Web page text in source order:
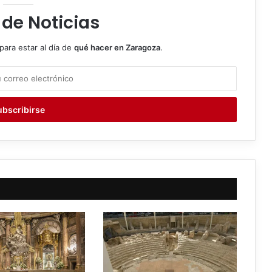
Noticias
estar al día de qué hacer en Zaragoza.